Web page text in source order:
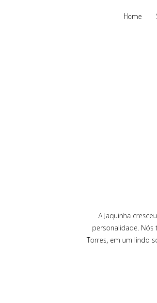
Home
A Jaquinha
personalidade. Nós
Torres, em um lindo